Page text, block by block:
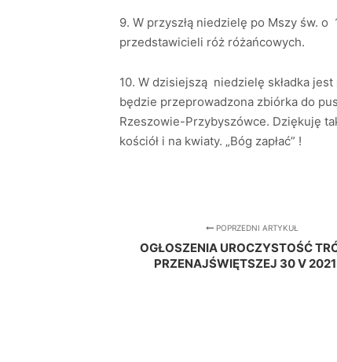
9. W przyszłą niedzielę po Mszy św.
przedstawicieli róż różańcowych.
10. W dzisiejszą niedzielę składka
będzie przeprowadzona zbiórka do
Rzeszowie-Przybyszówce. Dziękuję
kościół i na kwiaty. „Bóg zapłać” !
POPRZEDNI ARTYKUŁ
OGŁOSZENIA UROCZYSTOŚĆ
PRZENAJŚWIĘTSZEJ 30 V 2021